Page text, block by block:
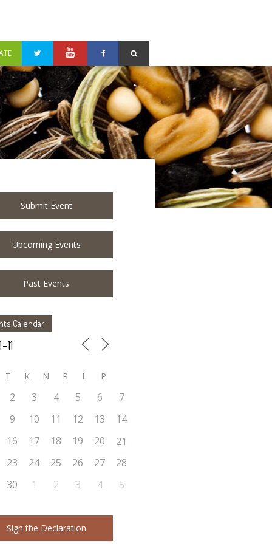
Submit Event
Upcoming Events
Past Events
Calendar
T K N R L P
2 3 4 5 6
7
9 10 11 12 13
14
16 17 18 19 20
21
23 24 25 26 27
28
30 1 2 3 4 5
Sign the Declaration